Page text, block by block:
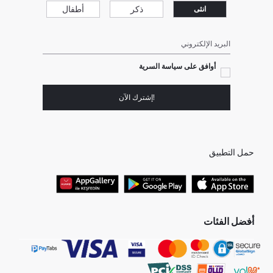
انثى ذكر أطفال
البريد الإلكتروني
أوافق على سياسة السرية
!إشترك الآن
حمل التطبيق
أفضل الفئات
جميع متاجرنا
هدايا عيد الحب
البلوفر النسائية
برفانات حريمى
جينز رجالي